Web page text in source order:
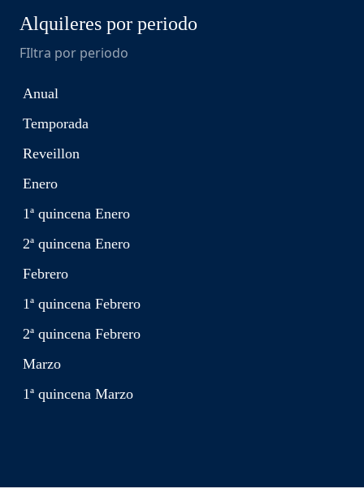
Alquileres por periodo
FIltra por periodo
Anual
Temporada
Reveillon
Enero
1ª quincena Enero
2ª quincena Enero
Febrero
1ª quincena Febrero
2ª quincena Febrero
Marzo
1ª quincena Marzo